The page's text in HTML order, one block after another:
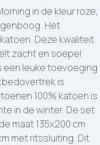
in de kleur roze,
Het
Deze kwaliteit
zacht en soepel
een leuke toevoeging
is
100% katoen is
in de winter. De set
maat 135x200 cm
met ritssluiting. Dit